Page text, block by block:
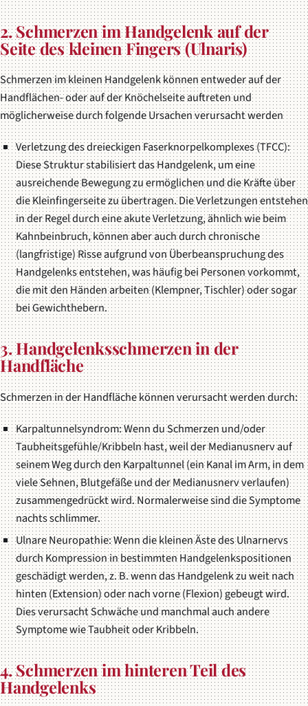
2. Schmerzen im Handgelenk auf der
Seite des kleinen Fingers (Ulnaris)
Schmerzen im kleinen Handgelenk können entweder auf der
Handflächen- oder auf der Knöchelseite auftreten und
möglicherweise durch folgende Ursachen verursacht werden
Verletzung des dreieckigen Faserknorpelkomplexes (TFCC):
Diese Struktur stabilisiert das Handgelenk, um eine
ausreichende Bewegung zu ermöglichen und die Kräfte über
die Kleinfingerseite zu übertragen. Die Verletzungen entstehen
in der Regel durch eine akute Verletzung, ähnlich wie beim
Kahnbeinbruch, können aber auch durch chronische
(langfristige) Risse aufgrund von Überbeanspruchung des
Handgelenks entstehen, was häufig bei Personen vorkommt,
die mit den Händen arbeiten (Klempner, Tischler) oder sogar
bei Gewichthebern.
3. Handgelenksschmerzen in der
Handfläche
Schmerzen in der Handfläche können verursacht werden durch:
Karpaltunnelsyndrom: Wenn du Schmerzen und/oder
Taubheitsgefühle/Kribbeln hast, weil der Medianusnerv auf
seinem Weg durch den Karpaltunnel (ein Kanal im Arm, in dem
viele Sehnen, Blutgefäße und der Medianusnerv verlaufen)
zusammengedrückt wird. Normalerweise sind die Symptome
nachts schlimmer.
Ulnare Neuropathie: Wenn die kleinen Äste des Ulnarnervs
durch Kompression in bestimmten Handgelenkspositionen
geschädigt werden, z. B. wenn das Handgelenk zu weit nach
hinten (Extension) oder nach vorne (Flexion) gebeugt wird.
Dies verursacht Schwäche und manchmal auch andere
Symptome wie Taubheit oder Kribbeln.
4. Schmerzen im hinteren Teil des
Handgelenks